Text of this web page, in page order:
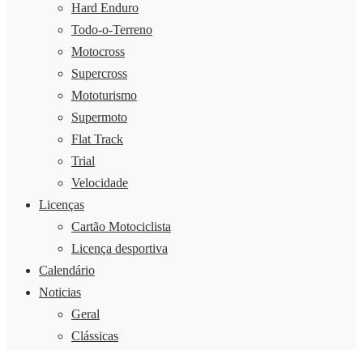
Hard Enduro
Todo-o-Terreno
Motocross
Supercross
Mototurismo
Supermoto
Flat Track
Trial
Velocidade
Licenças
Cartão Motociclista
Licença desportiva
Calendário
Noticias
Geral
Clássicas